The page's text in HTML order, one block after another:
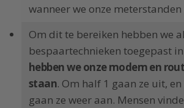
wanneer we onze
Om dit te bereiken hebben we
bespaartechnieken toegepast
hebben we onze modem en
staan. Om half 1 gaan ze uit,
gaan ze weer aan. Mensen